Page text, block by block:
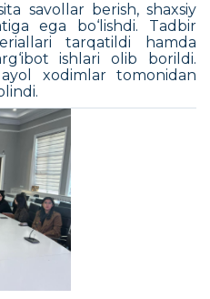
savollar berish, shaxsiy
ega bo‘lishdi. Tadbir
tarqatildi hamda
ishlari olib borildi.
xodimlar tomonidan